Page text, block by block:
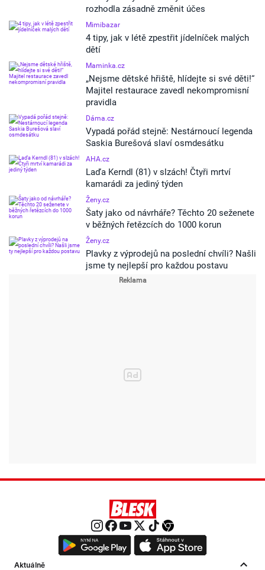
rozhodla zásadně změnit účes
Mimibazar
4 tipy, jak v létě zpestřit jídelníček malých
dětí
Maminka.cz
„Nejsme dětské hřiště, hlídejte si své děti!“
Majitel restaurace zavedl nekompromisní
pravidla
Dáma.cz
Vypadá pořád stejně: Nestárnoucí legenda
Saskia Burešová slaví osmdesátku
AHA.cz
Laďa Kerndl (81) v slzách! Čtyři mrtví
kamarádi za jediný týden
Ženy.cz
Šaty jako od návrháře? Těchto 20 seženete
v běžných řetězcích do 1000 korun
Ženy.cz
Plavky z výprodejů na poslední chvíli? Našli
jsme ty nejlepší pro každou postavu
Aktuálně